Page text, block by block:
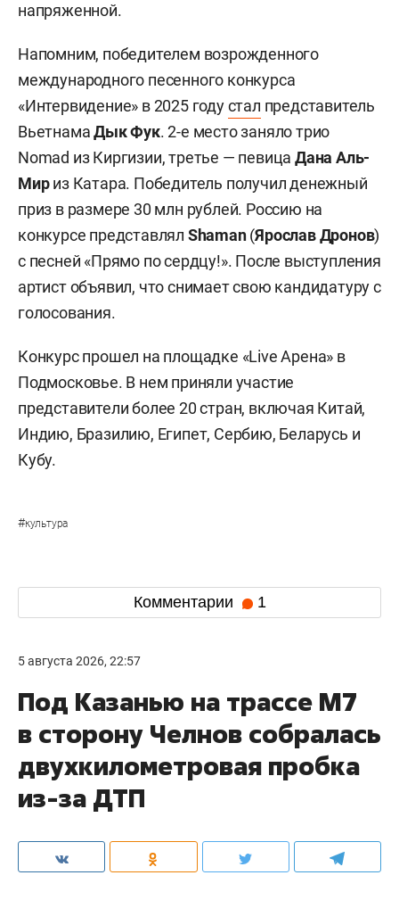
напряженной.
Напомним, победителем возрожденного
международного песенного конкурса
«Интервидение» в 2025 годустал представитель
ВьетнамаДык Фук. 2-е место заняло трио
Nomad из Киргизии, третье — певица Дана Аль-
Мириз Катара. Победитель получил денежный
приз в размере 30 млн рублей. Россию на
конкурсе представлял Shaman(Ярослав Дронов)
с песней «Прямо по сердцу!». После выступления
артист объявил, что снимает свою кандидатуру с
голосования.
Конкурс прошел на площадке «Live Арена» в
Подмосковье. В нем приняли участие
представители более 20 стран, включая Китай,
Индию, Бразилию, Египет, Сербию, Беларусь и
Кубу.
#культура
Комментарии 1
5 августа 2026, 22:57
Под Казанью на трассе М7
в сторону Челнов собралась
двухкилометровая пробка
из-за ДТП